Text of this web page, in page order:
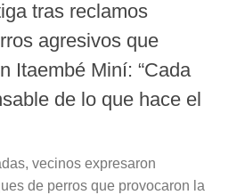
tras reclamos
agresivos que
Itaembé Miní: “Cada
de lo que hace el
vecinos expresaron
de perros que provocaron la